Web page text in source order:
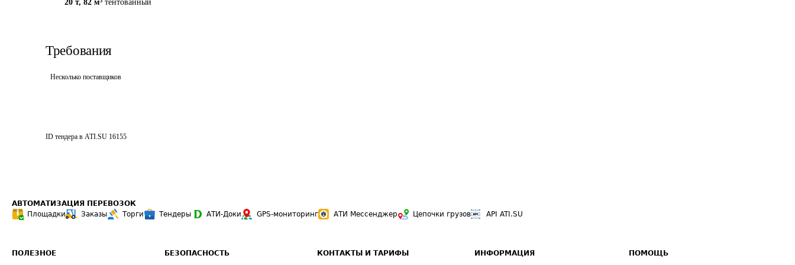
20 т, 82 м³ тентованный
Требования
Несколько поставщиков
ID тендера в ATI.SU 16155
АВТОМАТИЗАЦИЯ ПЕРЕВОЗОК
Площадки
Заказы Торги Тендеры АТИ-Доки GPS-мониторинг АТИ Мессенджер Цепочки грузов API ATI.SU
ПОЛЕЗНОЕ БЕЗОПАСНОСТЬ КОНТАКТЫ И ТАРИФЫ ИНФОРМАЦИЯ ПОМОЩЬ